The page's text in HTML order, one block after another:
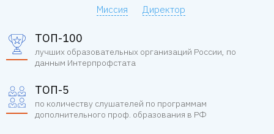
Миссия
Директор
ТОП-100
лучших образовательных организаций России, по
данным Интерпрофстата
ТОП-5
по количеству слушателей по программам
дополнительного проф. образования в РФ